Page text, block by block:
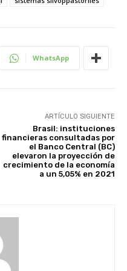
WhatsApp
ARTÍCULO SIGUIENTE
Brasil: instituciones
financieras consultadas por
el Banco Central (BC)
elevaron la proyección de
crecimiento de la economía
a un ​​5,05% en 2021